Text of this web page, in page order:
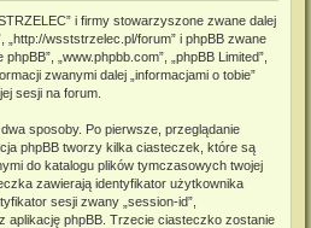
i firmy stowarzyszone zwane dalej
„http://wsststrzelec.pl/forum” i phpBB zwane
„www.phpbb.com”, „phpBB Limited”,
zwanymi dalej „informacjami o tobie”
sesji na forum.
sposoby. Po pierwsze, przeglądanie
phpBB tworzy kilka ciasteczek, które są
do katalogu plików tymczasowych twojej
zawierają identyfikator użytkownika
sesji zwany „session-id”,
aplikację phpBB. Trzecie ciasteczko zostanie